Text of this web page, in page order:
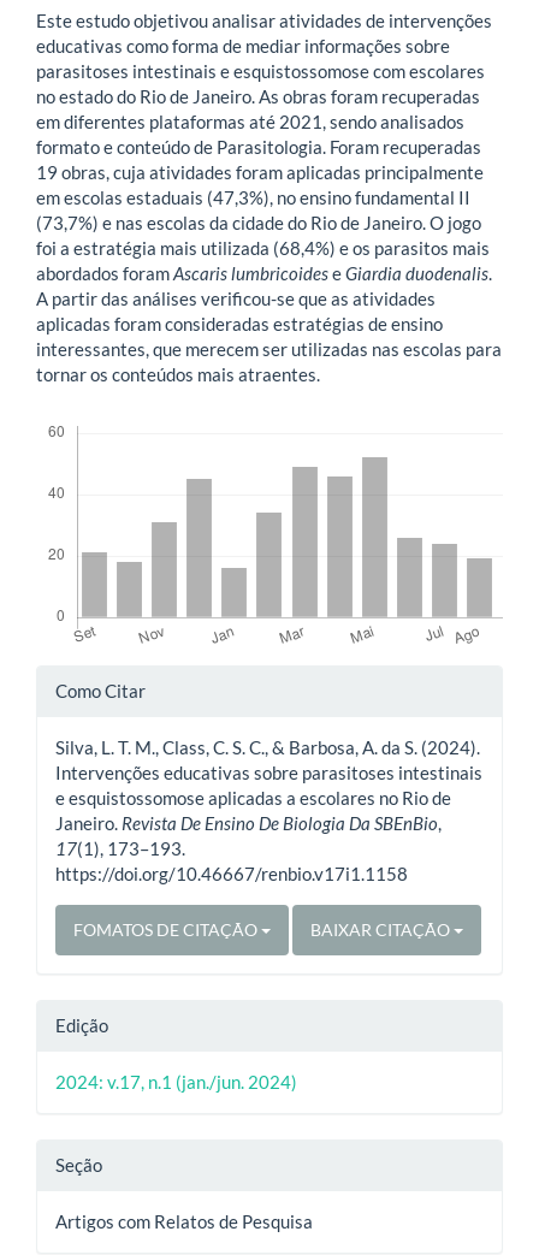
Este estudo objetivou analisar atividades de intervenções
educativas como forma de mediar informações sobre
parasitoses intestinais e esquistossomose com escolares
no estado do Rio de Janeiro. As obras foram recuperadas
em diferentes plataformas até 2021, sendo analisados
formato e conteúdo de Parasitologia. Foram recuperadas
19 obras, cuja atividades foram aplicadas principalmente
em escolas estaduais (47,3%), no ensino fundamental II
(73,7%) e nas escolas da cidade do Rio de Janeiro. O jogo
foi a estratégia mais utilizada (68,4%) e os parasitos mais
abordados foramAscaris lumbricoideseGiardia duodenalis.
A partir das análises verificou-se que as atividades
aplicadas foram consideradas estratégias de ensino
interessantes, que merecem ser utilizadas nas escolas para
tornar os conteúdos mais atraentes.
Detalhes
artigo
Como Citar
Silva, L. T. M., Class, C. S. C., & Barbosa, A. da S. (2024).
Intervenções educativas sobre parasitoses intestinais
e esquistossomose aplicadas a escolares no Rio de
Janeiro. Revista De Ensino De Biologia Da SBEnBio,
17(1), 173–193.
https://doi.org/10.46667/renbio.v17i1.1158
FOMATOS DE CITAÇÃO BAIXAR CITAÇÃO
Edição
2024: v.17, n.1 (jan./jun. 2024)
Seção
Artigos com Relatos de Pesquisa